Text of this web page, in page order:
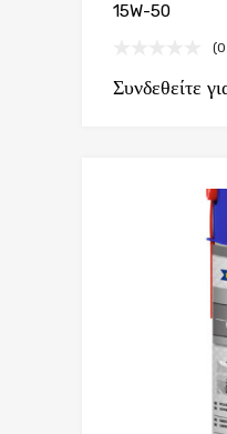
15W-50
Συνδεθείτε